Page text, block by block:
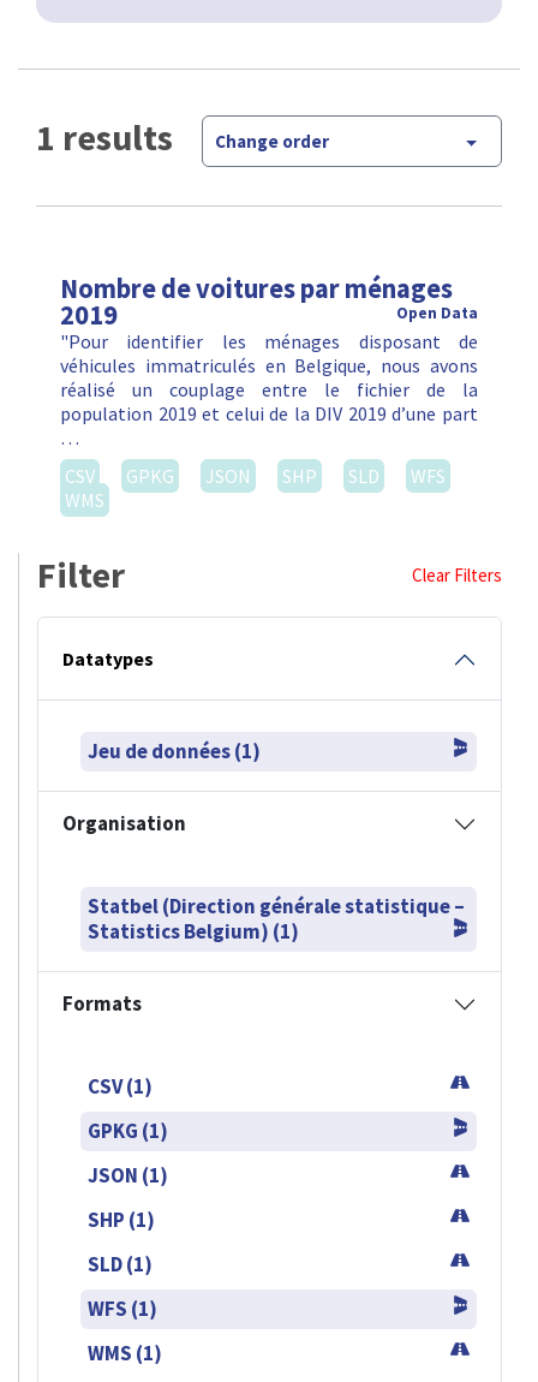
1 results Change order
Nombre de voitures par ménages
2019 Open Data
"Pour identifier les ménages disposant de
véhicules immatriculés en Belgique, nous avons
réalisé un couplage entre le fichier de la
population 2019 et celui de la DIV 2019 d’une part
…
CSV
GPKG JSON SHP SLD
WFS
WMS
Filter Clear Filters
Datatypes
Jeu de données (1)
Organisation
Statbel (Direction générale statistique –
Statistics Belgium) (1)
Formats
CSV (1)
GPKG (1)
JSON (1)
SHP (1)
SLD (1)
WFS (1)
WMS (1)